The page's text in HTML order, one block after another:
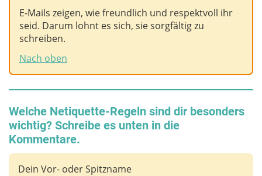
E‑Mails zeigen, wie freundlich und respektvoll ihr
seid. Darum lohnt es sich, sie sorgfältig zu
schreiben.
Nach oben
Welche Netiquette-Regeln sind dir besonders
wichtig? Schreibe es unten in die
Kommentare.
Dein Vor- oder Spitzname